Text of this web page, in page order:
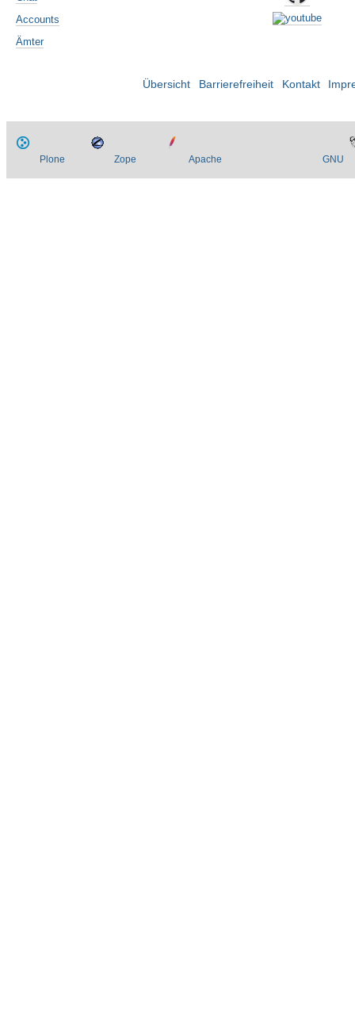
Accounts
Ämter
Übersicht Barrierefreiheit Kontakt
Plone Zope Apache GNU